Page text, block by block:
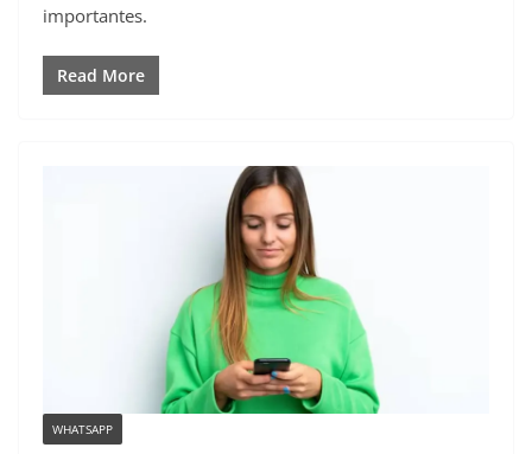
importantes.
Read More
WHATSAPP